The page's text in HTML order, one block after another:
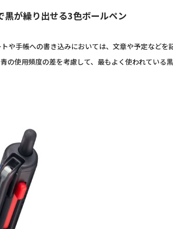
が繰り出せる3色ボールペン
や手帳への書き込みにおいては、文章や予定など
の使用頻度の差を考慮して、最もよく使われている